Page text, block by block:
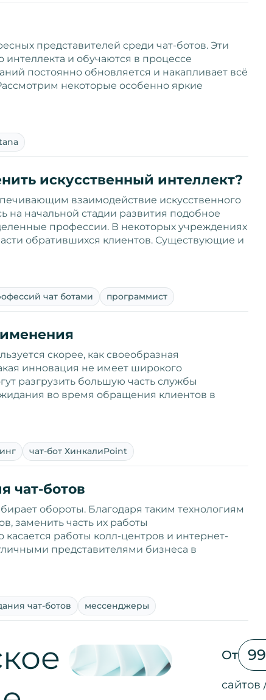
представителей среди чат-ботов. Эти
и обучаются в процессе
постоянно обновляется и накапливает всё
некоторые особенно яркие
искусственный интеллект?
взаимодействие искусственного
начальной стадии развития подобное
профессии. В некоторых учреждениях
обратившихся клиентов. Существующие и
чат ботами программист
скорее, как своеобразная
инновация не имеет широкого
разгрузить большую часть службы
во время обращения клиентов в
чат-бот ХинкалиPoint
чат-ботов
обороты. Благодаря таким технологиям
заменить часть их работы
работы колл-центров и интернет-
представителями бизнеса в
чат-ботов мессенджеры
От
сайтов